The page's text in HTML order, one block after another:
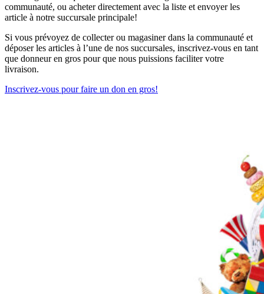
communauté, ou acheter directement avec la liste et envoyer les
article à notre succursale principale!
Si vous prévoyez de collecter ou magasiner dans la communauté et
déposer les articles à l’une de nos succursales, inscrivez-vous en tant
que donneur en gros pour que nous puissions faciliter votre
livraison.
Inscrivez-vous pour faire un don en gros!